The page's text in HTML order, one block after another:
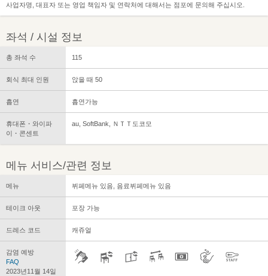
사업자명, 대표자 또는 영업 책임자 및 연락처에 대해서는 점포에 문의해 주십시오.
좌석 / 시설 정보
총 좌석 수 115
회식 최대 인원 앉을 때 50
흡연 흡연가능
휴대폰・와이파
이・콘센트
au, SoftBank, ＮＴＴ도코모
메뉴 서비스/관련 정보
메뉴 뷔페메뉴 있음, 음료뷔페메뉴 있음
테이크 아웃 포장 가능
드레스 코드 캐쥬얼
감염 예방
FAQ
2023년11월 14일